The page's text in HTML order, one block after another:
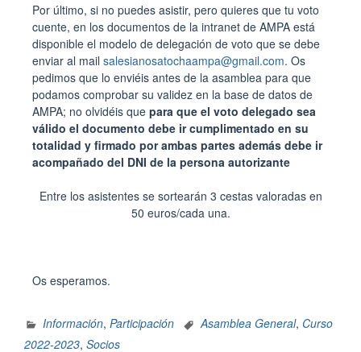
Por último, si no puedes asistir, pero quieres que tu voto
cuente, en los documentos de la intranet de AMPA está
disponible el modelo de delegación de voto que se debe
enviar al mail salesianosatochaampa@gmail.com. Os
pedimos que lo enviéis antes de la asamblea para que
podamos comprobar su validez en la base de datos de
AMPA; no olvidéis que para que el voto delegado sea
válido el documento debe ir cumplimentado en su
totalidad y firmado por ambas partes además debe ir
acompañado del DNI de la persona autorizante
Entre los asistentes se sortearán 3 cestas valoradas en
50 euros/cada una.
Os esperamos.
Información, Participación Asamblea General, Curso
2022-2023, Socios